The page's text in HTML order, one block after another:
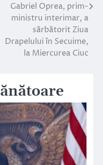
Gabriel Oprea, prim-
ministru interimar, a
sărbătorit Ziua
Drapelului în Secuime,
la Miercurea Ciuc